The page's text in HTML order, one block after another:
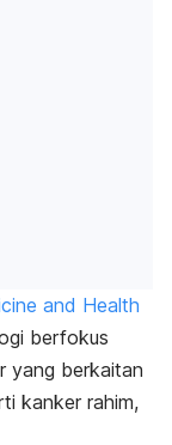
and Health
berfokus
yang berkaitan
kanker rahim,